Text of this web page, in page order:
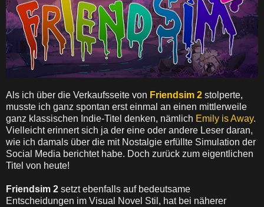
Als ich über die Verkaufsseite von Friendsim 2 stolperte,
musste ich ganz spontan erst einmal an einen mittlerweile
ganz klassischen Indie-Titel denken, nämlich Emily is Away.
Vielleicht erinnert sich ja der eine oder andere Leser daran,
wie ich damals über die mit Nostalgie erfüllte Simulation der
Social Media berichtet habe. Doch zurück zum eigentlichen
Titel von heute!
Friendsim 2 setzt ebenfalls auf bedeutsame
Entscheidungen im Visual Novel Stil, hat bei näherer